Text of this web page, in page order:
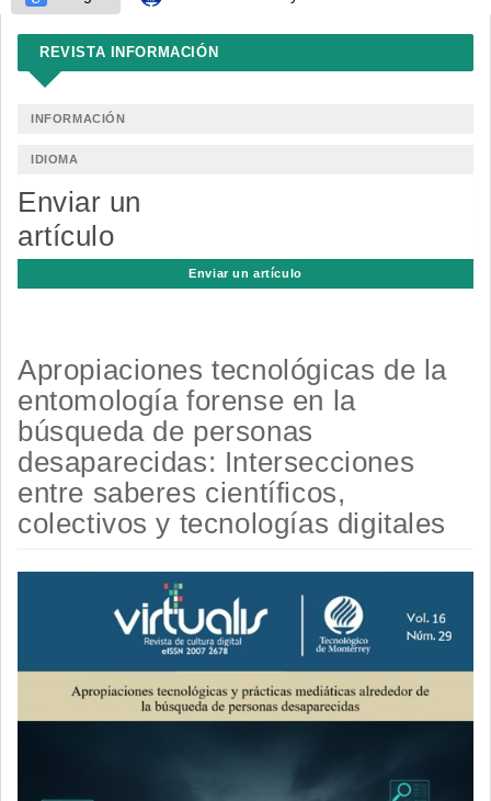
REVISTA INFORMACIÓN
INFORMACIÓN
IDIOMA
Enviar un
artículo
Enviar un artículo
Apropiaciones tecnológicas de la
entomología forense en la
búsqueda de personas
desaparecidas: Intersecciones
entre saberes científicos,
colectivos y tecnologías digitales
del
artículo